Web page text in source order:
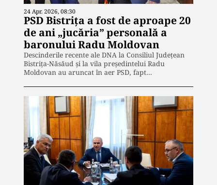
24 Apr. 2026, 08:30
PSD Bistrița a fost de aproape 20
de ani „jucăria” personală a
baronului Radu Moldovan
Descinderile recente ale DNA la Consiliul Județean
Bistrița-Năsăud și la vila președintelui Radu
Moldovan au aruncat în aer PSD, fapt…